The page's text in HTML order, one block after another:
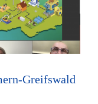
Greifswald